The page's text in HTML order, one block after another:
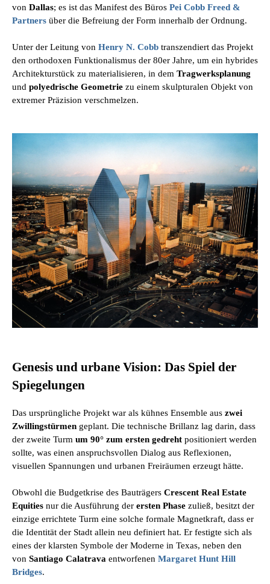
von Dallas; es ist das Manifest des Büros Pei Cobb Freed &
Partners über die Befreiung der Form innerhalb der Ordnung.
Unter der Leitung von Henry N. Cobb transzendiert das Projekt
den orthodoxen Funktionalismus der 80er Jahre, um ein hybrides
Architekturstück zu materialisieren, in dem Tragwerksplanung
und polyedrische Geometrie zu einem skulpturalen Objekt von
extremer Präzision verschmelzen.
Genesis und urbane Vision: Das Spiel der
Spiegelungen
Das ursprüngliche Projekt war als kühnes Ensemble aus zwei
Zwillingstürmen geplant. Die technische Brillanz lag darin, dass
der zweite Turm um 90° zum ersten gedreht positioniert werden
sollte, was einen anspruchsvollen Dialog aus Reflexionen,
visuellen Spannungen und urbanen Freiräumen erzeugt hätte.
Obwohl die Budgetkrise des Bauträgers Crescent Real Estate
Equities nur die Ausführung der ersten Phase zuließ, besitzt der
einzige errichtete Turm eine solche formale Magnetkraft, dass er
die Identität der Stadt allein neu definiert hat. Er festigte sich als
eines der klarsten Symbole der Moderne in Texas, neben den
von Santiago Calatrava entworfenen Margaret Hunt Hill
Bridges.